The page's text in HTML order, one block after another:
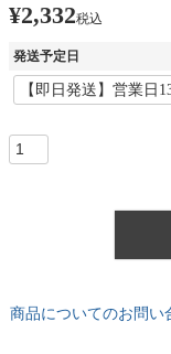
¥2,332税込
発送予定日
商品についてのお問い